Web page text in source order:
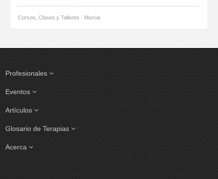
Cursos, Clases y Talleres · Murcia
Profesionales
Eventos
Artículos
Glosario de Terapias
Acerca